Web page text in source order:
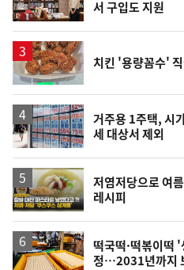
서 구입도 지원
치킨 '용량꼼수'
거주용 1주택, 시
세 대상서 제외
영
상
저염저당으로 여
레시피
떡국떡·떡볶이떡
정…2031년까지